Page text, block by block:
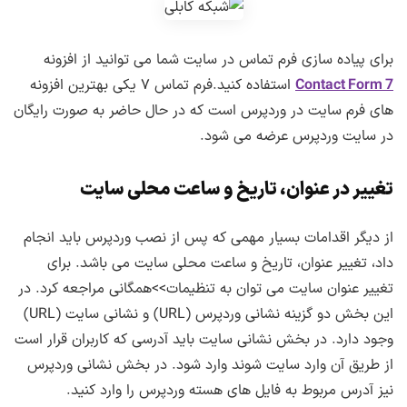
برای پیاده سازی فرم تماس در سایت شما می توانید از افزونه
Contact Form 7
استفاده کنید.فرم تماس ۷ یکی بهترین افزونه
های فرم سایت در وردپرس است که در حال حاضر به صورت رایگان
در سایت وردپرس عرضه می شود.
تغییر در عنوان، تاریخ و ساعت محلی سایت
از دیگر اقدامات بسیار مهمی که پس از نصب وردپرس باید انجام
داد، تغییر عنوان، تاریخ و ساعت محلی سایت می باشد. برای
تغییر عنوان سایت می توان به تنظیمات>>همگانی مراجعه کرد. در
این بخش دو گزینه نشانی وردپرس (URL) و نشانی سایت (URL)
وجود دارد. در بخش نشانی سایت باید آدرسی که کاربران قرار است
از طریق آن وارد سایت شوند وارد شود. در بخش نشانی وردپرس
نیز آدرس مربوط به فایل های هسته وردپرس را وارد کنید.